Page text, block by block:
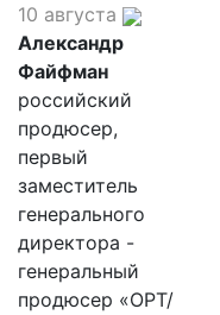
10 августа
Александр
Файфман
российский
продюсер,
первый
заместитель
генерального
директора -
генеральный
продюсер «ОРТ/